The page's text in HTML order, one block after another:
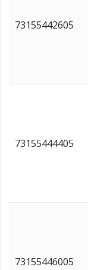
73155442605
73155444405
73155446005